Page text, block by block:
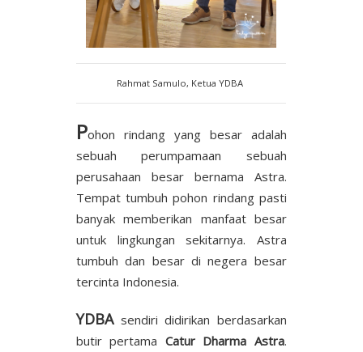
Rahmat Samulo, Ketua YDBA
Pohon rindang yang besar adalah
sebuah perumpamaan sebuah
perusahaan besar bernama Astra.
Tempat tumbuh pohon rindang pasti
banyak memberikan manfaat besar
untuk lingkungan sekitarnya. Astra
tumbuh dan besar di negera besar
tercinta Indonesia.
YDBAsendiri didirikan berdasarkan
butir pertama Catur Dharma Astra.